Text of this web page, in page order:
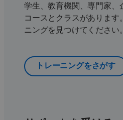
学生、教育機関、専門家、
コースとクラスがあります
ニングを見つけてください
トレーニングをさがす